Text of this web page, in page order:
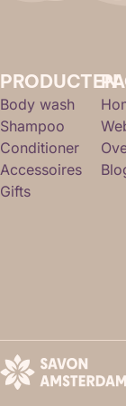
PRODUCTEN
Body wash
Shampoo
Conditioner
Accessoires
Gifts